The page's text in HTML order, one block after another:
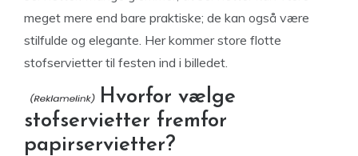
meget mere end bare praktiske; de kan også være
stilfulde og elegante. Her kommer store flotte
stofservietter til festen ind i billedet.
Hvorfor vælge
stofservietter fremfor
papirservietter?